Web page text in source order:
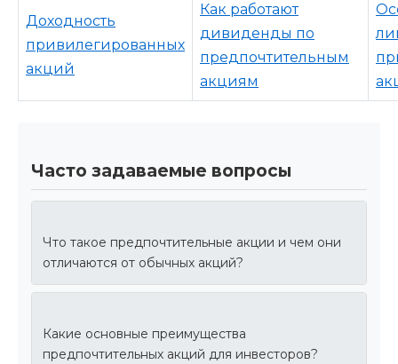
Доходность
привилегированных
акций
Как работают
дивиденды по
предпочтительным
акциям
Часто задаваемые вопросы
Что такое предпочтительные акции и чем они
отличаются от обычных акций?
Какие основные преимущества
предпочтительных акций для инвесторов?